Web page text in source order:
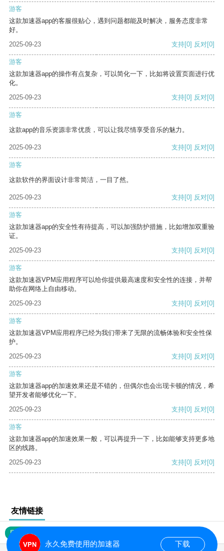
游客
这款加速器app的客服很贴心，遇到问题都能及时解决，服务态度非常
好。
2025-09-23
支持[0] 反对[0]
游客
这款加速器app的操作有点复杂，可以简化一下，比如将设置页面进行优
化。
2025-09-23
支持[0] 反对[0]
游客
这款app的音乐资源非常优质，可以让我尽情享受音乐的魅力。
2025-09-23 支持[0] 反对[0]
游客
这款软件的界面设计非常简洁，一目了然。
2025-09-23 支持[0] 反对[0]
游客
这款加速器app的安全性有待提高，可以加强防护措施，比如增加双重验
证。
2025-09-23
支持[0] 反对[0]
游客
这款加速器VPM应用程序可以给你提供最高速度和安全性的连接，并帮
助你在网络上自由移动。
2025-09-23
支持[0] 反对[0]
游客
这款加速器VPM应用程序已经为我们带来了无限的流畅体验和安全性保
护。
2025-09-23
支持[0] 反对[0]
游客
这款加速器app的加速效果还是不错的，但偶尔也会出现卡顿的情况，希
望开发者能够优化一下。
2025-09-23
支持[0] 反对[0]
游客
这款加速器app的加速效果一般，可以再提升一下，比如能够支持更多地
区的线路。
2025-09-23
支持[0] 反对[0]
友情链接
网站地图
永久免费使用的加速器 下载